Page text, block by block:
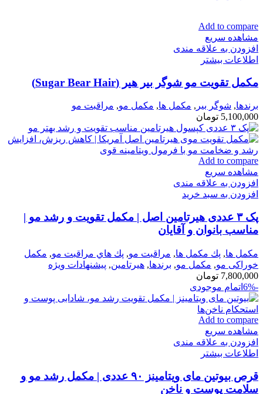
Add to compare
مشاهده سریع
افزودن به علاقه مندی
اطلاعات بیشتر
مکمل تقویت مو شوگر بیر هیر (Sugar Bear Hair)
برندها, شوگر بير , مكمل ها, مکمل مو, مراقبت مو
5,100,000 تومان
Add to compare
مشاهده سریع
افزودن به علاقه مندی
افزودن به سبد خرید
پک ۳ عددی هیرتامین اصل | مکمل تقویت و رشد مو |
مناسب بانوان و آقایان
مكمل ها, پك مكمل ها, مراقبت مو, پك هاي مراقبت مو, مكمل
خوراكی مو, مکمل مو, برندها, هیرتامین, پیشنهادات ویژه
7,800,000 تومان
-6%
اتمام موجودی
Add to compare
مشاهده سریع
افزودن به علاقه مندی
اطلاعات بیشتر
قرص بیوتین مای ویتامینز ۹۰ عددی | مکمل رشد مو و
سلامت پوست و ناخن